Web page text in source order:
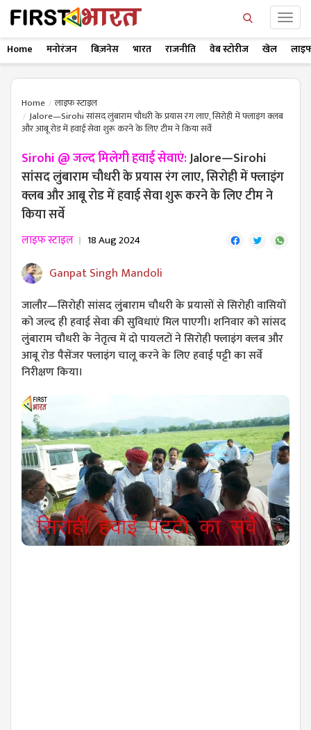
Home मनोरंजन बिज़नेस भारत राजनीति वेब स्टोरीज खेल
Home
लाइफ स्टाइल
Jalore—Sirohi सांसद लुंबाराम चौधरी के प्रयास रंग लाए, सिरोही में फ्लाइंग क्लब
और आबू रोड में हवाई सेवा शुरू करने के लिए टीम ने किया सर्वे
Sirohi @ जल्द मिलेगी हवाई सेवाएं:Jalore—Sirohi
सांसद लुंबाराम चौधरी के प्रयास रंग लाए, सिरोही में फ्लाइंग
क्लब और आबू रोड में हवाई सेवा शुरू करने के लिए टीम ने
किया सर्वे
लाइफ स्टाइल 18 Aug 2024
Ganpat Singh Mandoli
जालौर—सिरोही सांसद लुंबाराम चौधरी के प्रयासों से सिरोही वासियों
को जल्द ही हवाई सेवा की सुविधाएं मिल पाएगी। शनिवार को सांसद
लुंबाराम चौधरी के नेतृत्व में दो पायलटों ने सिरोही फ्लाइंग क्लब और
आबू रोड पैसेंजर फ्लाइंग चालू करने के लिए हवाई पट्टी का सर्वे
निरीक्षण किया।